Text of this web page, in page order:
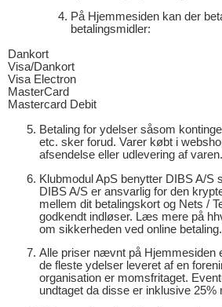
På Hjemmesiden kan der
betalingsmidler:
Dankort
Visa/Dankort
Visa Electron
MasterCard
Mastercard Debit
Betaling for ydelser såsom
etc. sker forud. Varer købt i
afsendelse eller udlevering af varen.
Klubmodul ApS benytter DIBS A/S
DIBS A/S er ansvarlig for den
mellem dit betalingskort og Nets /
godkendt indløser. Læs mere på
om sikkerheden ved online betaling.
Alle priser nævnt på Hjemmesiden
de fleste ydelser leveret af en
organisation er momsfritaget.
undtaget da disse er inklusive 25%